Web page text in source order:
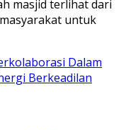
masjid terlihat dari
untuk